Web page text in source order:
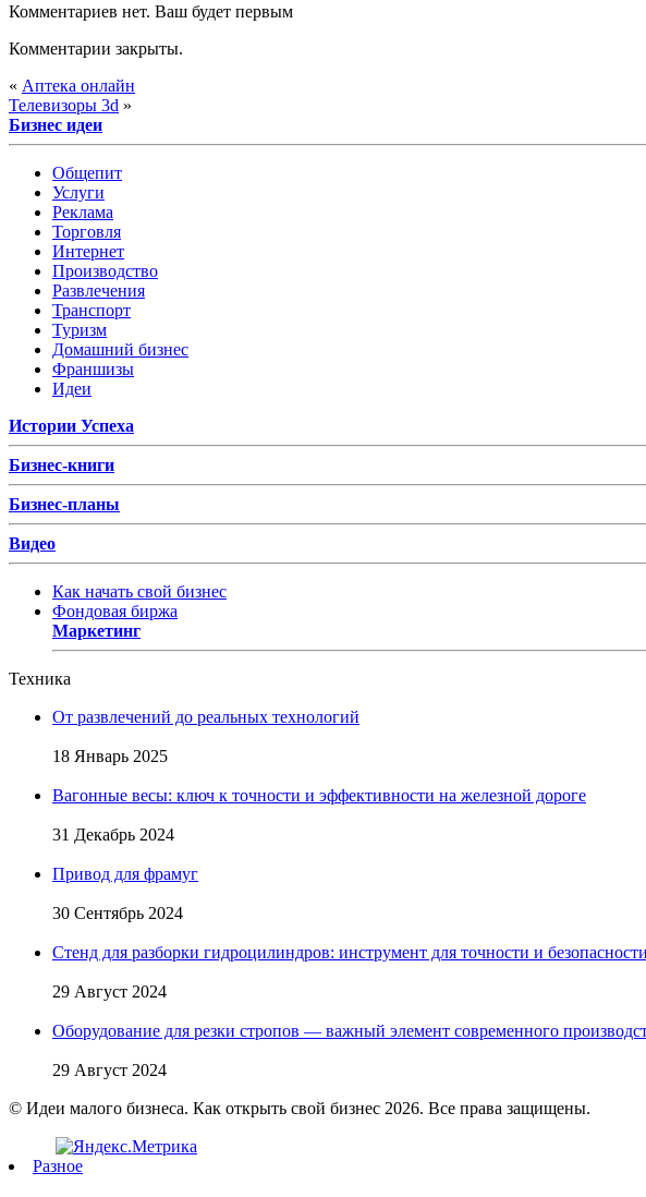
Комментариев нет. Ваш будет первым
Комментарии закрыты.
« Аптека онлайн
Телевизоры 3d »
Бизнес идеи
Общепит
Услуги
Реклама
Торговля
Интернет
Производство
Развлечения
Транспорт
Туризм
Домашний бизнес
Франшизы
Идеи
Истории Успеха
Бизнес-книги
Бизнес-планы
Видео
Как начать свой бизнес
Фондовая биржа
Маркетинг
Техника
От развлечений до реальных технологий
18 Январь 2025
Вагонные весы: ключ к точности и эффективности на железной дороге
31 Декабрь 2024
Привод для фрамуг
30 Сентябрь 2024
Стенд для разборки гидроцилиндров: инструмент для точности и безопасности
29 Август 2024
Оборудование для резки стропов — важный элемент современного
29 Август 2024
© Идеи малого бизнеса. Как открыть свой бизнес 2026. Все права защищены.
Разное